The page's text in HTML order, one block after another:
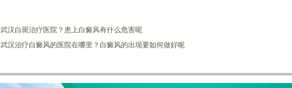
武汉白斑治疗医院？患上白癜风有什么危害呢
武汉治疗白癜风的医院在哪里？白癜风的出现要如何做好呢